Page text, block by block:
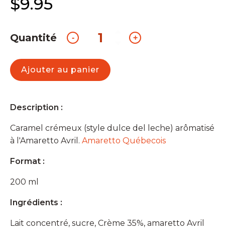
Quantité - quantité
l'Amaretto
Avril
+
Ajouter au panier
Description :
Caramel crémeux (style dulce del leche) arômatisé
à l'Amaretto Avril. Amaretto Québecois
Format :
200 ml
Ingrédients :
Lait concentré, sucre, Crème 35%, amaretto Avril